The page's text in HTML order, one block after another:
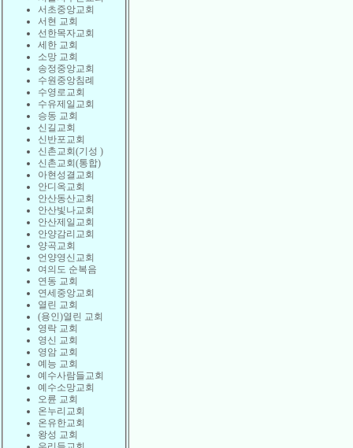
서초중앙교회
서현 교회
선한목자교회
세한 교회
소망 교회
송정중앙교회
수원중앙침례
수영로교회
수유제일교회
승동 교회
신길교회
신반포교회
신촌교회(기성 )
신촌교회(통합)
아현성결교회
안디옥교회
안산동산교회
안산빛나교회
안산제일교회
안양감리교회
양곡교회
언양영신교회
여의도 순복음
연동 교회
연세중앙교회
열린 교회
(용인)열린 교회
영락 교회
영신 교회
영암 교회
예능 교회
예수사람들교회
예수소망교회
오륜 교회
온누리교회
온유한교회
왕성 교회